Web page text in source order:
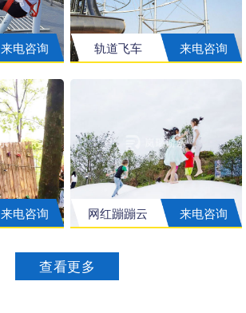
来电咨询 轨道飞车 来电咨询
来电咨询 网红蹦蹦云 来电咨询
查看更多